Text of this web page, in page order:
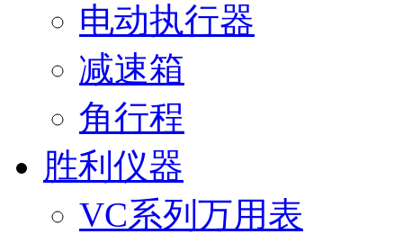
电动执行器
减速箱
角行程
胜利仪器
VC系列万用表